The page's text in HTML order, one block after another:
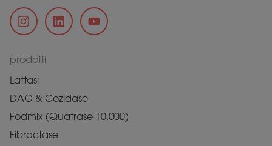
prodotti
Lattasi
DAO & Cozidase
Fodmix (Quatrase 10.000)
Fibractase